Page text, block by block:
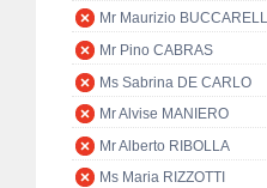
Mr Maurizio
Mr Pino CABRAS
Ms Sabrina DE CARLO
Mr Alvise MANIERO
Mr Alberto RIBOLLA
Ms Maria RIZZOTTI